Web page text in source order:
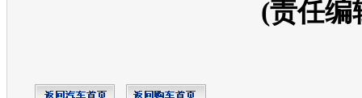
(责任编